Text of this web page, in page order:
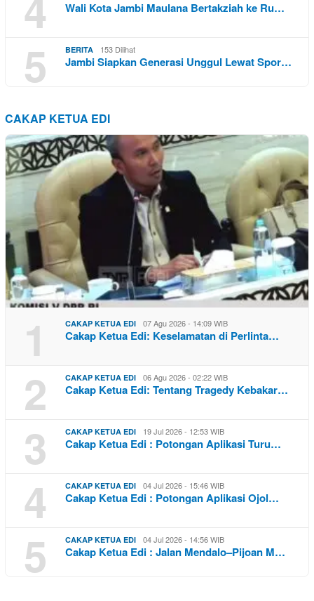
Wali Kota Jambi Maulana Bertakziah ke Ru…
5 BERITA 153 Dilihat
Jambi Siapkan Generasi Unggul Lewat Spor…
CAKAP KETUA EDI
1 CAKAP KETUA EDI 07 Agu 2026 - 14:09 WIB
Cakap Ketua Edi: Keselamatan di Perlinta…
2 CAKAP KETUA EDI 06 Agu 2026 - 02:22 WIB
Cakap Ketua Edi: Tentang Tragedy Kebakar…
3 CAKAP KETUA EDI 19 Jul 2026 - 12:53 WIB
Cakap Ketua Edi : Potongan Aplikasi Turu…
4 CAKAP KETUA EDI 04 Jul 2026 - 15:46 WIB
Cakap Ketua Edi : Potongan Aplikasi Ojol…
5 CAKAP KETUA EDI 04 Jul 2026 - 14:56 WIB
Cakap Ketua Edi : Jalan Mendalo–Pijoan M…